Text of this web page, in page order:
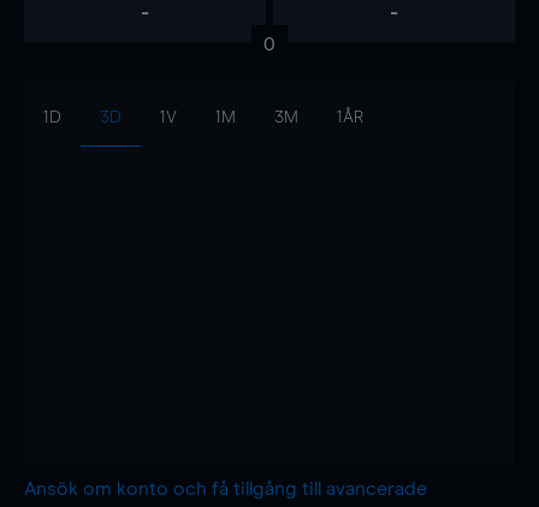
- -
0
1D 3D 1V 1M 3M 1ÅR
Ansök om konto och få tillgång till avancerade